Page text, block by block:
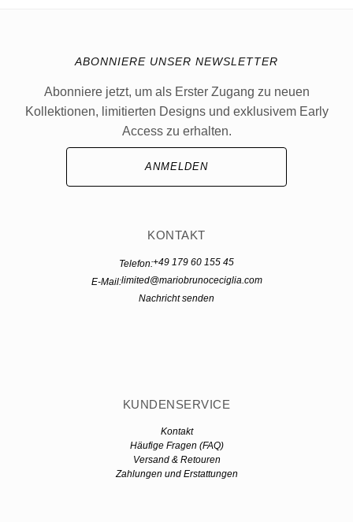
ABONNIERE UNSER NEWSLETTER
Abonniere jetzt, um als Erster Zugang zu neuen
Kollektionen, limitierten Designs und exklusivem Early
Access zu erhalten.
ANMELDEN
KONTAKT
Telefon:+49 179 60 155 45
E-Mail:limited@mariobrunoceciglia.com
Nachricht senden
KUNDENSERVICE
Kontakt
Häufige Fragen (FAQ)
Versand & Retouren
Zahlungen und Erstattungen